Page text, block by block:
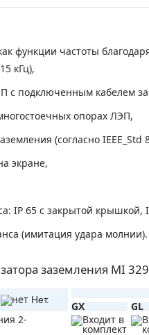
функции частоты
кГц),
с подключенным кабелем
опорах ЛЭП,
(согласно IEEE_Std
экране,
IP 65 с закрытой крышкой,
(имитация удара молнии).
заземления MI
Нет.
GX
GL
2-